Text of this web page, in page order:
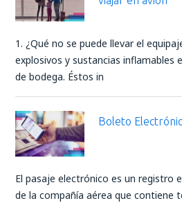
1. ¿Qué no se puede llevar el
explosivos y sustancias inflamables
de bodega. Éstos in
Boleto
El pasaje electrónico es un registro
de la compañía aérea que contiene